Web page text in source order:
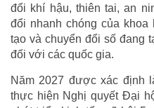
đổi khí hậu, thiên tai, an
đổi nhanh chóng của
tạo và chuyển đổi số đang
đối với các quốc gia.
Năm 2027 được xác định
thực hiện Nghị quyết Đại